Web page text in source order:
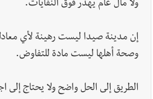
ولا مال عام يهدر فوق النفايات.
إن مدينة صيدا ليست رهينة لأي
وصحة أهلها ليست مادة للتفاوض.
الطريق إلى الحل واضح ولا يحتاج إلى